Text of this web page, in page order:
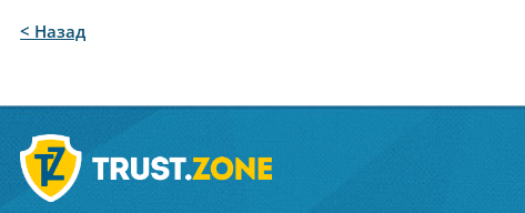
< Назад